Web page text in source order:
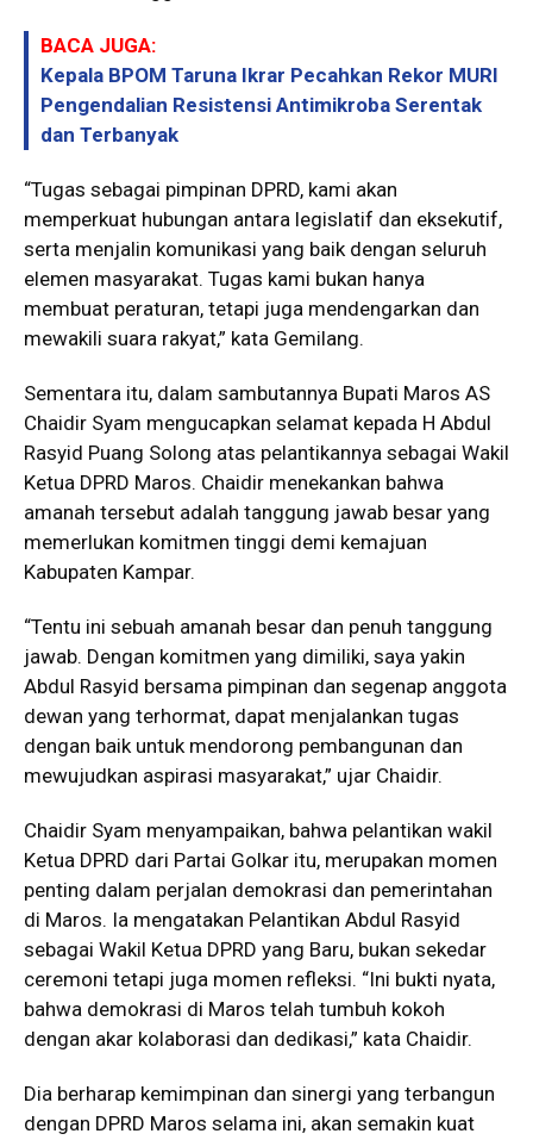
BACA JUGA:
Kepala BPOM Taruna Ikrar Pecahkan Rekor MURI
Pengendalian Resistensi Antimikroba Serentak
dan Terbanyak
“Tugas sebagai pimpinan DPRD, kami akan
memperkuat hubungan antara legislatif dan eksekutif,
serta menjalin komunikasi yang baik dengan seluruh
elemen masyarakat. Tugas kami bukan hanya
membuat peraturan, tetapi juga mendengarkan dan
mewakili suara rakyat,” kata Gemilang.
Sementara itu, dalam sambutannya Bupati Maros AS
Chaidir Syam mengucapkan selamat kepada H Abdul
Rasyid Puang Solong atas pelantikannya sebagai Wakil
Ketua DPRD Maros. Chaidir menekankan bahwa
amanah tersebut adalah tanggung jawab besar yang
memerlukan komitmen tinggi demi kemajuan
Kabupaten Kampar.
“Tentu ini sebuah amanah besar dan penuh tanggung
jawab. Dengan komitmen yang dimiliki, saya yakin
Abdul Rasyid bersama pimpinan dan segenap anggota
dewan yang terhormat, dapat menjalankan tugas
dengan baik untuk mendorong pembangunan dan
mewujudkan aspirasi masyarakat,” ujar Chaidir.
Chaidir Syam menyampaikan, bahwa pelantikan wakil
Ketua DPRD dari Partai Golkar itu, merupakan momen
penting dalam perjalan demokrasi dan pemerintahan
di Maros. Ia mengatakan Pelantikan Abdul Rasyid
sebagai Wakil Ketua DPRD yang Baru, bukan sekedar
ceremoni tetapi juga momen refleksi. “Ini bukti nyata,
bahwa demokrasi di Maros telah tumbuh kokoh
dengan akar kolaborasi dan dedikasi,” kata Chaidir.
Dia berharap kemimpinan dan sinergi yang terbangun
dengan DPRD Maros selama ini, akan semakin kuat